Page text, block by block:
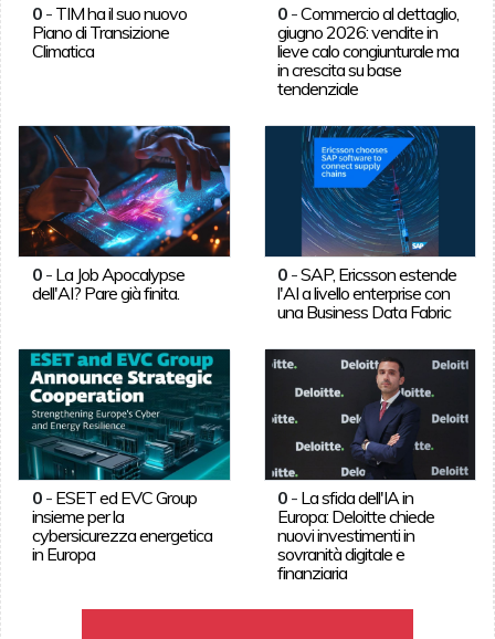
0- TIM ha il suo nuovo
Piano di Transizione
Climatica
0 -Commercio al dettaglio,
giugno 2026: vendite in
lieve calo congiunturale ma
in crescita su base
tendenziale
0- La Job Apocalypse
dell'AI? Pare già finita.
0 -SAP, Ericsson estende
l'AI a livello enterprise con
una Business Data Fabric
0- ESET ed EVC Group
insieme per la
cybersicurezza energetica
in Europa
0 - La sfida dell'IA in
Europa: Deloitte chiede
nuovi investimenti in
sovranità digitale e
finanziaria